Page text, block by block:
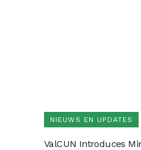
NIEUWS EN UPDATES
ValCUN Introduces